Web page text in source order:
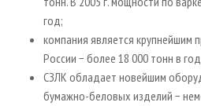
год;
компания является крупнейшим
России − более 18 000 тонн в
СЗЛК обладает новейшим
бумажно-беловых изделий −